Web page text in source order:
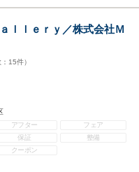
ｌｌｅｒｙ／株式会社Ｍ
15件）
アフター
フェア
保証
整備
クーポン